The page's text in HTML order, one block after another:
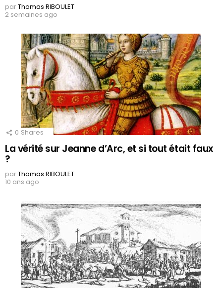
parThomas RIBOULET
2 semaines ago
0 Shares
La vérité sur Jeanne d’Arc, et si tout était faux
?
parThomas RIBOULET
10 ans ago